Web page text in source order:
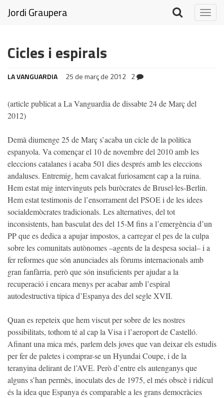
Jordi Graupera
Cicles i espirals
LA VANGUARDIA 25 de març de 2012 2
(article publicat a La Vanguardia de dissabte 24 de Març del
2012)
Demà diumenge 25 de Març s’acaba un cicle de la política
espanyola. Va començar el 10 de novembre del 2010 amb les
eleccions catalanes i acaba 501 dies després amb les eleccions
andaluses. Entremig, hem cavalcat furiosament cap a la ruina.
Hem estat mig intervinguts pels buròcrates de Brusel·les-Berlin.
Hem estat testimonis de l’ensorrament del PSOE i de les idees
socialdemòcrates tradicionals. Les alternatives, del tot
inconsistents, han basculat des del 15-M fins a l’emergència d’un
PP que es dedica a apujar impostos, a carregar el pes de la culpa
sobre les comunitats autònomes –agents de la despesa social– i a
fer reformes que són anunciades als fòrums internacionals amb
gran fanfàrria, però que són insuficients per ajudar a la
recuperació i encara menys per acabar amb l’espiral
autodestructiva típica d’Espanya des del segle XVII.
Quan es repeteix que hem viscut per sobre de les nostres
possibilitats, tothom té al cap la Visa i l’aeroport de Castelló.
Afinant una mica més, parlem dels joves que van deixar els estudis
per fer de paletes i comprar-se un Hyundai Coupe, i de la
teranyina delirant de l’AVE. Però d’entre els autenganys que
alguns s’han permès, inoculats des de 1975, el més obscè i ridícul
és la idea que Espanya és comparable a les grans democràcies